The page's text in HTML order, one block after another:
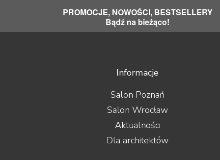
PROMOCJE, NOWOŚCI, BESTSELLERY
Bądź na bieżąco!
Informacje
Salon Poznań
Salon Wrocław
Aktualności
Dla architektów